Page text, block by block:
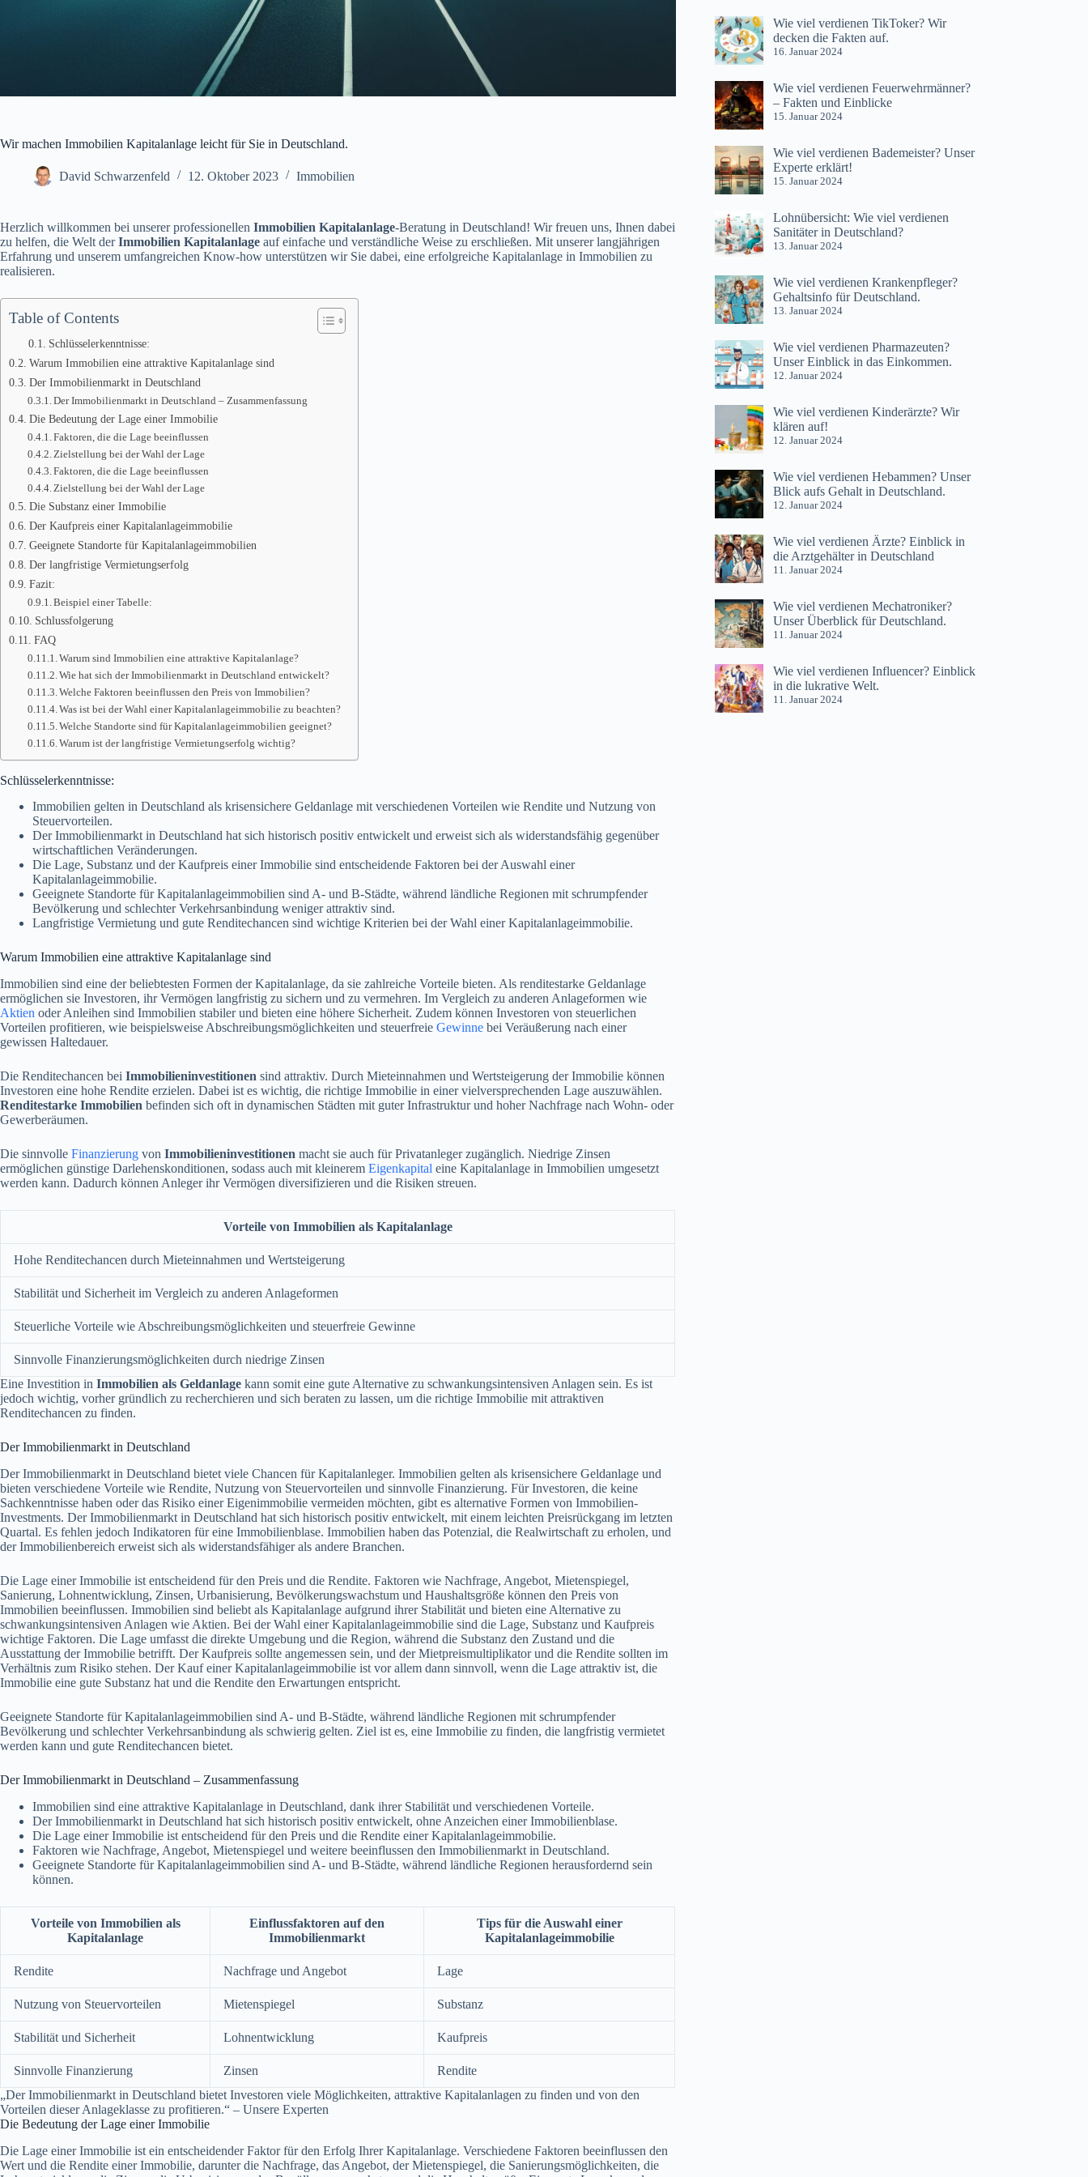
Wir machen Immobilien Kapitalanlage leicht für Sie in Deutschland.
David Schwarzenfeld 12. Oktober 2023 Immobilien
Herzlich willkommen bei unserer professionellen Immobilien Kapitalanlage-Beratung in Deutschland! Wir freuen uns, Ihnen dabei
zu helfen, die Welt derImmobilien Kapitalanlage auf einfache und verständliche Weise zu erschließen. Mit unserer langjährigen
Erfahrung und unserem umfangreichen Know-how unterstützen wir Sie dabei, eine erfolgreiche Kapitalanlage in Immobilien zu
realisieren.
Table of Contents
Schlüsselerkenntnisse:
Warum Immobilien eine attraktive Kapitalanlage sind
Der Immobilienmarkt in Deutschland
Der Immobilienmarkt in Deutschland – Zusammenfassung
Die Bedeutung der Lage einer Immobilie
Faktoren, die die Lage beeinflussen
Zielstellung bei der Wahl der Lage
Faktoren, die die Lage beeinflussen
Zielstellung bei der Wahl der Lage
Die Substanz einer Immobilie
Der Kaufpreis einer Kapitalanlageimmobilie
Geeignete Standorte für Kapitalanlageimmobilien
Der langfristige Vermietungserfolg
Fazit:
Beispiel einer Tabelle:
Schlussfolgerung
FAQ
Warum sind Immobilien eine attraktive Kapitalanlage?
Wie hat sich der Immobilienmarkt in Deutschland entwickelt?
Welche Faktoren beeinflussen den Preis von Immobilien?
Was ist bei der Wahl einer Kapitalanlageimmobilie zu beachten?
Welche Standorte sind für Kapitalanlageimmobilien geeignet?
Warum ist der langfristige Vermietungserfolg wichtig?
Schlüsselerkenntnisse:
Immobilien gelten in Deutschland als krisensichere Geldanlage mit verschiedenen Vorteilen wie Rendite und Nutzung von
Steuervorteilen.
Der Immobilienmarkt in Deutschland hat sich historisch positiv entwickelt und erweist sich als widerstandsfähig gegenüber
wirtschaftlichen Veränderungen.
Die Lage, Substanz und der Kaufpreis einer Immobilie sind entscheidende Faktoren bei der Auswahl einer
Kapitalanlageimmobilie.
Geeignete Standorte für Kapitalanlageimmobilien sind A- und B-Städte, während ländliche Regionen mit schrumpfender
Bevölkerung und schlechter Verkehrsanbindung weniger attraktiv sind.
Langfristige Vermietung und gute Renditechancen sind wichtige Kriterien bei der Wahl einer Kapitalanlageimmobilie.
Warum Immobilien eine attraktive Kapitalanlage sind
Immobilien sind eine der beliebtesten Formen der Kapitalanlage, da sie zahlreiche Vorteile bieten. Als renditestarke Geldanlage
ermöglichen sie Investoren, ihr Vermögen langfristig zu sichern und zu vermehren. Im Vergleich zu anderen Anlageformen wie
Aktien oder Anleihen sind Immobilien stabiler und bieten eine höhere Sicherheit. Zudem können Investoren von steuerlichen
Vorteilen profitieren, wie beispielsweise Abschreibungsmöglichkeiten und steuerfreie Gewinne bei Veräußerung nach einer
gewissen Haltedauer.
Die Renditechancen bei Immobilieninvestitionen sind attraktiv. Durch Mieteinnahmen und Wertsteigerung der Immobilie können
Investoren eine hohe Rendite erzielen. Dabei ist es wichtig, die richtige Immobilie in einer vielversprechenden Lage auszuwählen.
Renditestarke Immobilien befinden sich oft in dynamischen Städten mit guter Infrastruktur und hoher Nachfrage nach Wohn- oder
Gewerberäumen.
Die sinnvolle Finanzierung von Immobilieninvestitionen macht sie auch für Privatanleger zugänglich. Niedrige Zinsen
ermöglichen günstige Darlehenskonditionen, sodass auch mit kleinerem Eigenkapital eine Kapitalanlage in Immobilien umgesetzt
werden kann. Dadurch können Anleger ihr Vermögen diversifizieren und die Risiken streuen.
Vorteile von Immobilien als Kapitalanlage
Hohe Renditechancen durch Mieteinnahmen und Wertsteigerung
Stabilität und Sicherheit im Vergleich zu anderen Anlageformen
Steuerliche Vorteile wie Abschreibungsmöglichkeiten und steuerfreie Gewinne
Sinnvolle Finanzierungsmöglichkeiten durch niedrige Zinsen
Eine Investition in Immobilien als Geldanlage kann somit eine gute Alternative zu schwankungsintensiven Anlagen sein. Es ist
jedoch wichtig, vorher gründlich zu recherchieren und sich beraten zu lassen, um die richtige Immobilie mit attraktiven
Renditechancen zu finden.
Der Immobilienmarkt in Deutschland
Der Immobilienmarkt in Deutschland bietet viele Chancen für Kapitalanleger. Immobilien gelten als krisensichere Geldanlage und
bieten verschiedene Vorteile wie Rendite, Nutzung von Steuervorteilen und sinnvolle Finanzierung. Für Investoren, die keine
Sachkenntnisse haben oder das Risiko einer Eigenimmobilie vermeiden möchten, gibt es alternative Formen von Immobilien-
Investments. Der Immobilienmarkt in Deutschland hat sich historisch positiv entwickelt, mit einem leichten Preisrückgang im letzten
Quartal. Es fehlen jedoch Indikatoren für eine Immobilienblase. Immobilien haben das Potenzial, die Realwirtschaft zu erholen, und
der Immobilienbereich erweist sich als widerstandsfähiger als andere Branchen.
Die Lage einer Immobilie ist entscheidend für den Preis und die Rendite. Faktoren wie Nachfrage, Angebot, Mietenspiegel,
Sanierung, Lohnentwicklung, Zinsen, Urbanisierung, Bevölkerungswachstum und Haushaltsgröße können den Preis von
Immobilien beeinflussen. Immobilien sind beliebt als Kapitalanlage aufgrund ihrer Stabilität und bieten eine Alternative zu
schwankungsintensiven Anlagen wie Aktien. Bei der Wahl einer Kapitalanlageimmobilie sind die Lage, Substanz und Kaufpreis
wichtige Faktoren. Die Lage umfasst die direkte Umgebung und die Region, während die Substanz den Zustand und die
Ausstattung der Immobilie betrifft. Der Kaufpreis sollte angemessen sein, und der Mietpreismultiplikator und die Rendite sollten im
Verhältnis zum Risiko stehen. Der Kauf einer Kapitalanlageimmobilie ist vor allem dann sinnvoll, wenn die Lage attraktiv ist, die
Immobilie eine gute Substanz hat und die Rendite den Erwartungen entspricht.
Geeignete Standorte für Kapitalanlageimmobilien sind A- und B-Städte, während ländliche Regionen mit schrumpfender
Bevölkerung und schlechter Verkehrsanbindung als schwierig gelten. Ziel ist es, eine Immobilie zu finden, die langfristig vermietet
werden kann und gute Renditechancen bietet.
Der Immobilienmarkt in Deutschland – Zusammenfassung
Immobilien sind eine attraktive Kapitalanlage in Deutschland, dank ihrer Stabilität und verschiedenen Vorteile.
Der Immobilienmarkt in Deutschland hat sich historisch positiv entwickelt, ohne Anzeichen einer Immobilienblase.
Die Lage einer Immobilie ist entscheidend für den Preis und die Rendite einer Kapitalanlageimmobilie.
Faktoren wie Nachfrage, Angebot, Mietenspiegel und weitere beeinflussen den Immobilienmarkt in Deutschland.
Geeignete Standorte für Kapitalanlageimmobilien sind A- und B-Städte, während ländliche Regionen herausfordernd sein
können.
Vorteile von Immobilien als
Kapitalanlage
Einflussfaktoren auf den
Immobilienmarkt
Tips für die Auswahl einer
Kapitalanlageimmobilie
Rendite Nachfrage und Angebot Lage
Nutzung von Steuervorteilen Mietenspiegel Substanz
Stabilität und Sicherheit Lohnentwicklung Kaufpreis
Sinnvolle Finanzierung Zinsen
Rendite
„Der Immobilienmarkt in Deutschland bietet Investoren viele Möglichkeiten, attraktive Kapitalanlagen zu finden und von den
Vorteilen dieser Anlageklasse zu profitieren.“ – Unsere Experten
Die Bedeutung der Lage einer Immobilie
Die Lage einer Immobilie ist ein entscheidender Faktor für den Erfolg Ihrer Kapitalanlage. Verschiedene Faktoren beeinflussen den
Wert und die Rendite einer Immobilie, darunter die Nachfrage, das Angebot, der Mietenspiegel, die Sanierungsmöglichkeiten, die
Wie viel verdienen TikToker? Wir
decken die Fakten auf.
16. Januar 2024
Wie viel verdienen Feuerwehrmänner?
– Fakten und Einblicke
15. Januar 2024
Wie viel verdienen Bademeister? Unser
Experte erklärt!
15. Januar 2024
Lohnübersicht: Wie viel verdienen
Sanitäter in Deutschland?
13. Januar 2024
Wie viel verdienen Krankenpfleger?
Gehaltsinfo für Deutschland.
13. Januar 2024
Wie viel verdienen Pharmazeuten?
Unser Einblick in das Einkommen.
12. Januar 2024
Wie viel verdienen Kinderärzte? Wir
klären auf!
12. Januar 2024
Wie viel verdienen Hebammen? Unser
Blick aufs Gehalt in Deutschland.
12. Januar 2024
Wie viel verdienen Ärzte? Einblick in
die Arztgehälter in Deutschland
11. Januar 2024
Wie viel verdienen Mechatroniker?
Unser Überblick für Deutschland.
11. Januar 2024
Wie viel verdienen Influencer? Einblick
in die lukrative Welt.
11. Januar 2024